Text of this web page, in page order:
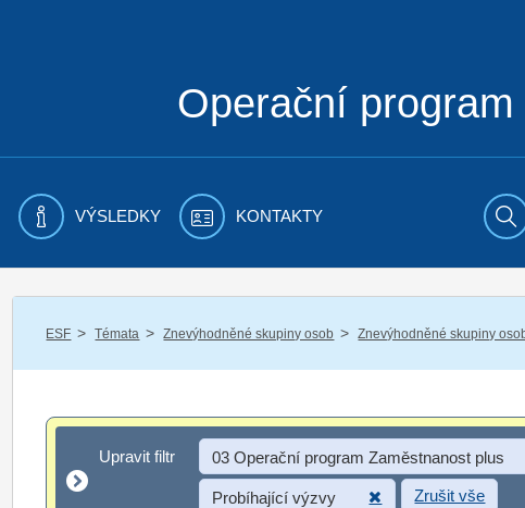
Operační program
VÝSLEDKY KONTAKTY
ESF / Témata / Znevýhodněné skupiny osob / Znevýhodněné skupiny
Upravit filtr
Upravit filtr 03 Operační program Zaměstnanost plus
Probíhající výzvy Zrušit vše